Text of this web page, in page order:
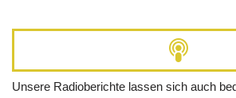
Unsere Radioberichte lassen sich auch